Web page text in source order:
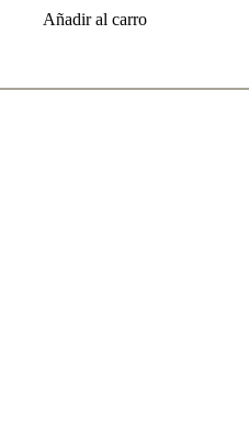
Añadir al carro